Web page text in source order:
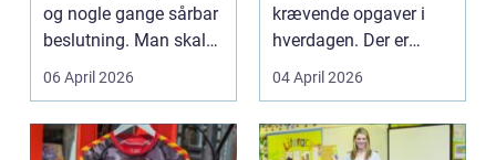
og nogle gange sårbar
beslutning. Man skal
både føle si...
06 April 2026
krævende opgaver i
hverdagen. Der er
meget at holde styr på,
04 April 2026